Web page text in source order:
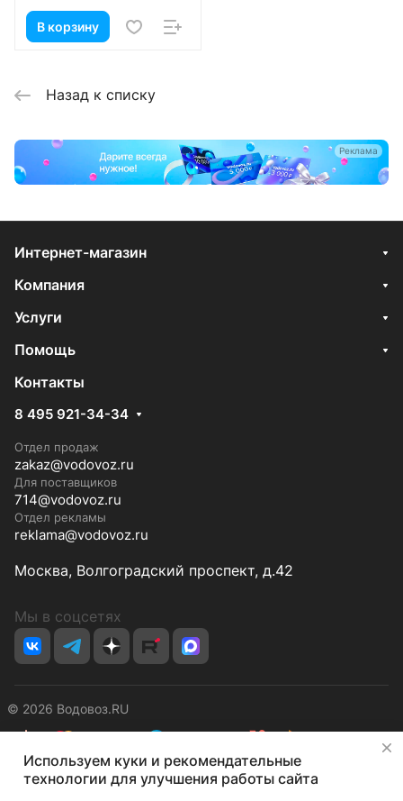
В корзину
Назад к списку
Реклама
Интернет-магазин
Компания
Услуги
Помощь
Контакты
8 495 921-34-34
Отдел продаж
zakaz@vodovoz.ru
Для поставщиков
714@vodovoz.ru
Отдел рекламы
reklama@vodovoz.ru
Москва, Волгоградский проспект, д.42
Мы в соцсетях
© 2026 Водовоз.RU
КонфиденциальностьОферта
Используем куки и рекомендательные
технологии для улучшения работы сайта